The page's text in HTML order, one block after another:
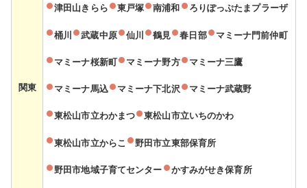
関東
津田山きらら 東戸塚 南浦和 ろりぽっぷたまプラーザ
桶川 武蔵中原 仙川 鶴見 春日部 マミーナ門前仲町
マミーナ桜新町 マミーナ野方 マミーナ三鷹
マミーナ馬込 マミーナ下北沢 マミーナ武蔵野
東松山市立わかまつ 東松山市立いちのかわ
東松山市立からこ 野田市立東部保育所
野田市地域子育てセンター かすみがせき保育所